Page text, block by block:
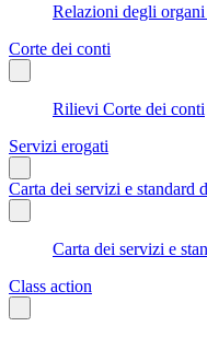
Relazioni degli
Corte dei conti
Rilievi Corte dei conti
Servizi erogati
Carta dei servizi e standard
Carta dei servizi e
Class action